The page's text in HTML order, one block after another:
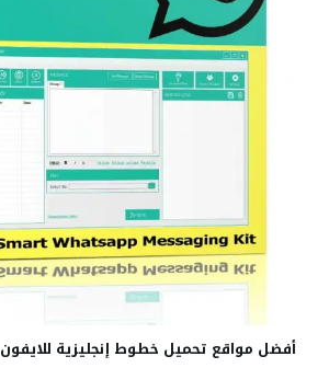
أفضل مواقع تحميل خطوط إنجليزية للايفون